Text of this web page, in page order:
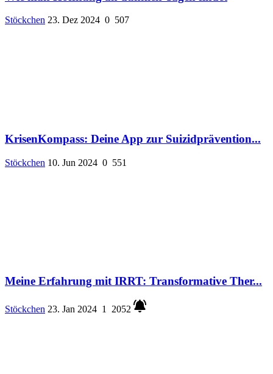
Stöckchen 23. Dez 2024 0 507
KrisenKompass: Deine App zur Suizidprävention...
Stöckchen 10. Jun 2024 0 551
Meine Erfahrung mit IRRT: Transformative Ther...
Stöckchen 23. Jan 2024 1 2052